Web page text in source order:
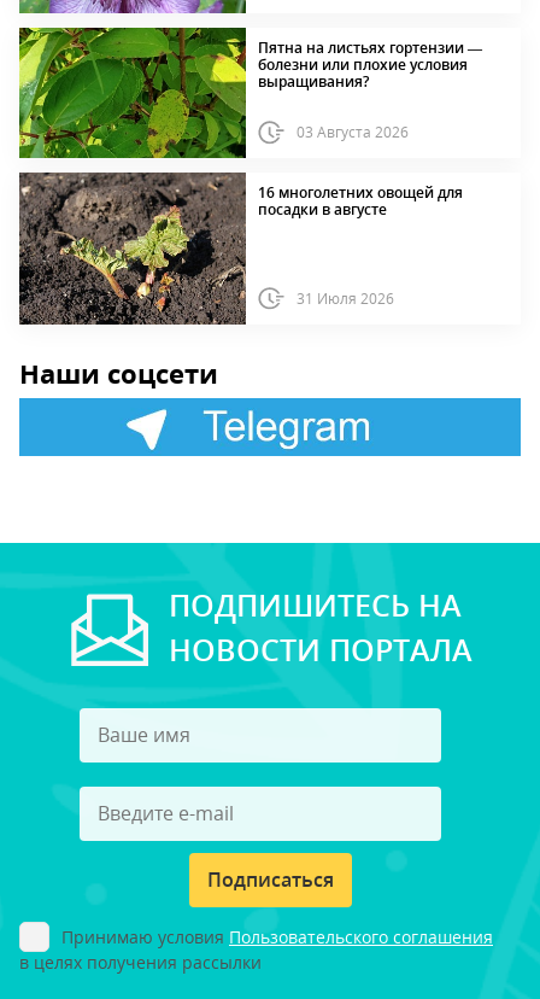
Пятна на листьях гортензии —
болезни или плохие условия
выращивания?
03 Августа 2026
16 многолетних овощей для
посадки в августе
31 Июля 2026
Наши соцсети
ПОДПИШИТЕСЬ НА
НОВОСТИ ПОРТАЛА
Подписаться
Принимаю условия Пользовательского соглашения
в целях получения рассылки